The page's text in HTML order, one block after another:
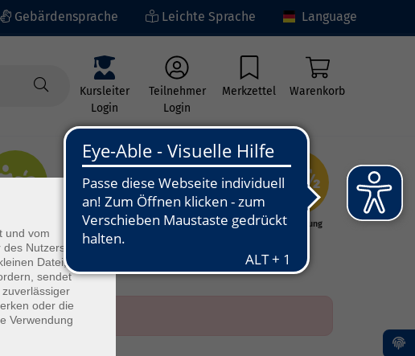
Gebärdensprache Leichte Sprache Language
Kursleiter
Login
Teilnehmer
Login
Merkzettel Warenkorb
Kunst - Kultur -
Grundbildung
und vom
Nutzers
Datei, die
sendet
oder die
Verwendung
×